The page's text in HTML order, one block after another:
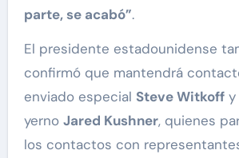
parte, se acabó”.
El presidente estadounidense
confirmó que mantendrá
enviado especial Steve Witkoffy
yerno Jared Kushner, quienes
los contactos con